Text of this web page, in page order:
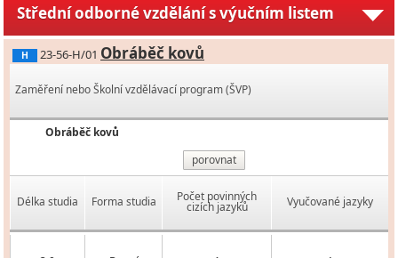
Střední odborné vzdělání s výučním listem
H 23-56-H/01 Obráběč kovů
Zaměření nebo Školní vzdělávací program (ŠVP)
Obráběč kovů
porovnat
Délka studia Forma studia Počet povinných
cizích jazyků Vyučované jazyky